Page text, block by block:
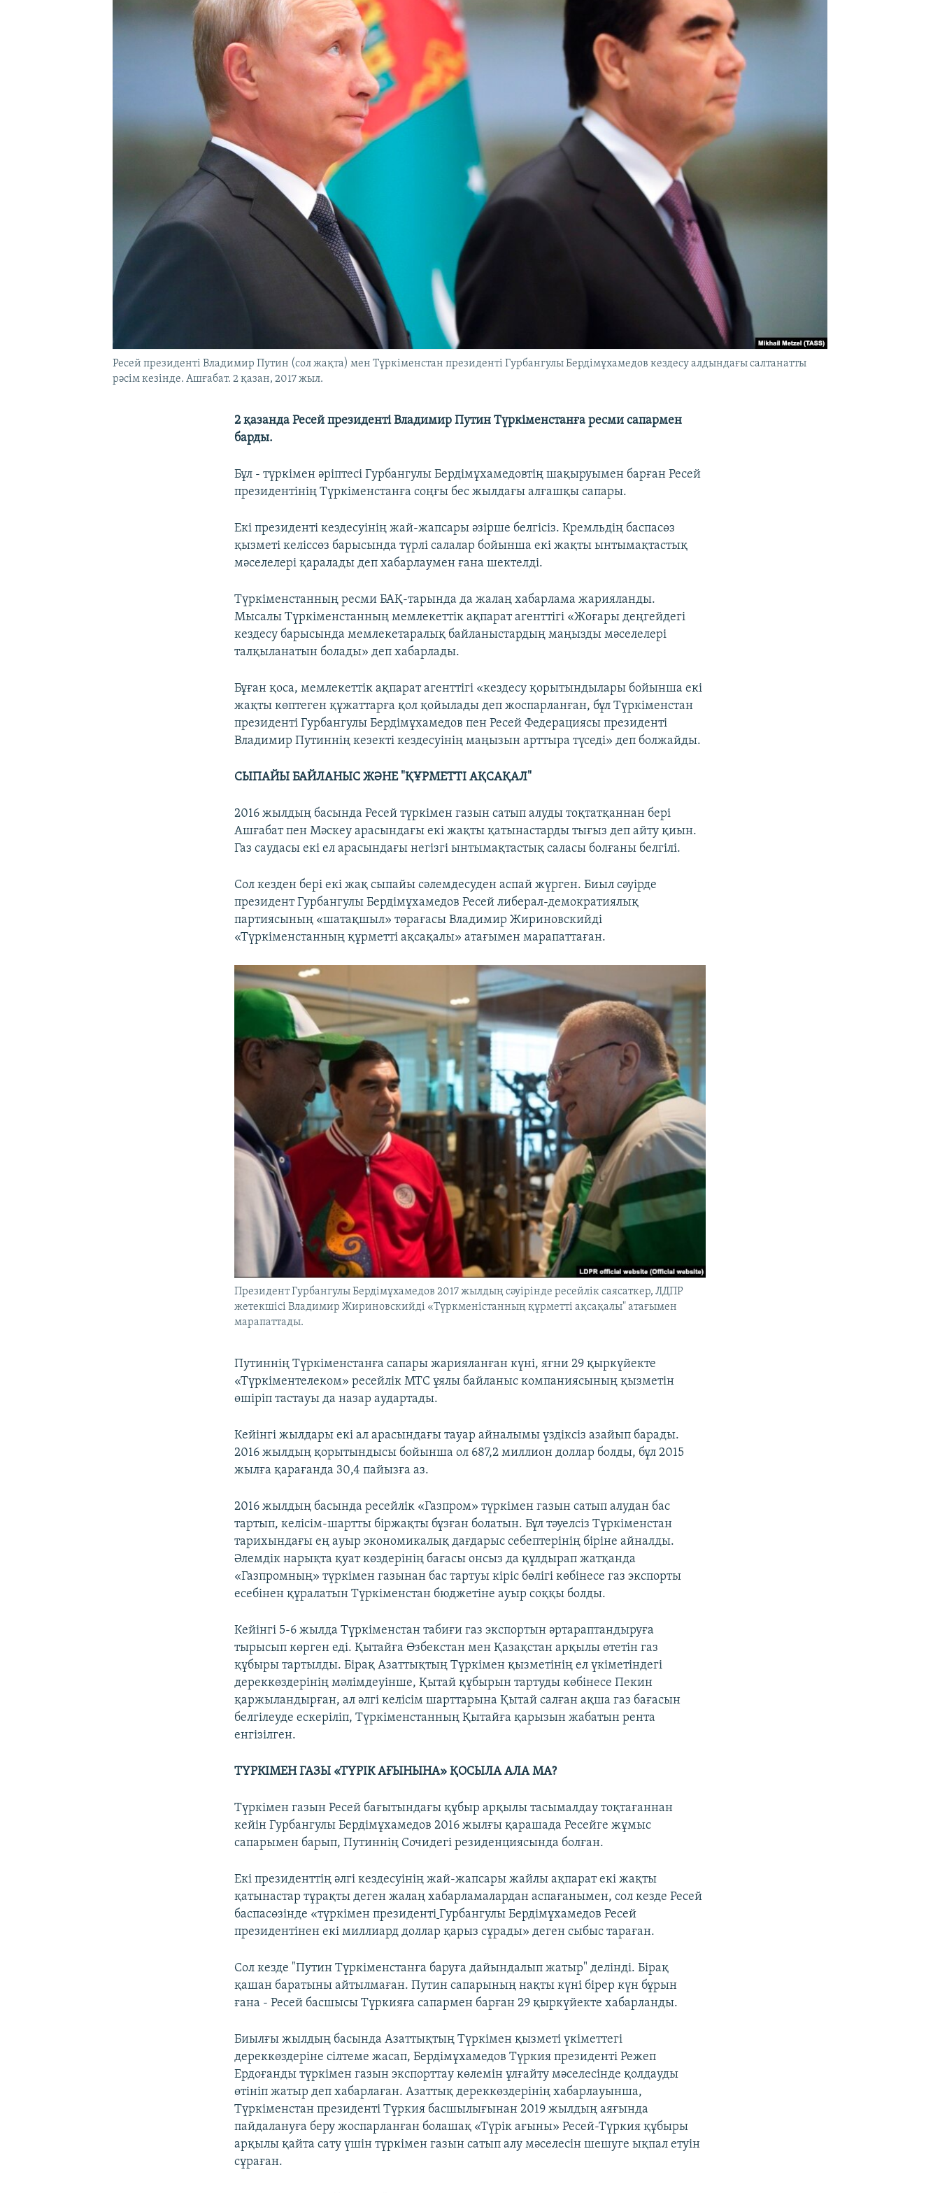
Ресей президенті Владимир Путин (сол жақта) мен Түркіменстан президенті Гурбангулы Бердімұхамедов кездесу алдындағы салтанатты
рәсім кезінде. Ашғабат. 2 қазан, 2017 жыл.
2 қазанда Ресей президенті Владимир Путин Түркіменстанға ресми сапармен
барды.
Бұл - түркімен әріптесі Гурбангулы Бердімұхамедовтің шақыруымен барған Ресей
президентінің Түркіменстанға соңғы бес жылдағы алғашқы сапары.
Екі президенті кездесуінің жай-жапсары әзірше белгісіз. Кремльдің баспасөз
қызметі келіссөз барысында түрлі салалар бойынша екі жақты ынтымақтастық
мәселелері қаралады деп хабарлаумен ғана шектелді.
Түркіменстанның ресми БАҚ-тарында да жалаң хабарлама жарияланды.
Мысалы Түркіменстанның мемлекеттік ақпарат агенттігі «Жоғары деңгейдегі
кездесу барысында мемлекетаралық байланыстардың маңызды мәселелері
талқыланатын болады» деп хабарлады.
Бұған қоса, мемлекеттік ақпарат агенттігі «кездесу қорытындылары бойынша екі
жақты көптеген құжаттарға қол қойылады деп жоспарланған, бұл Түркіменстан
президенті Гурбангулы Бердімұхамедов пен Ресей Федерациясы президенті
Владимир Путиннің кезекті кездесуінің маңызын арттыра түседі» деп болжайды.
СЫПАЙЫ БАЙЛАНЫС ЖӘНЕ "ҚҰРМЕТТІ АҚСАҚАЛ"
2016 жылдың басында Ресей түркімен газын сатып алуды тоқтатқаннан бері
Ашғабат пен Мәскеу арасындағы екі жақты қатынастарды тығыз деп айту қиын.
Газ саудасы екі ел арасындағы негізгі ынтымақтастық саласы болғаны белгілі.
Сол кезден бері екі жақ сыпайы сәлемдесуден аспай жүрген. Биыл сәуірде
президент Гурбангулы Бердімұхамедов Ресей либерал-демократиялық
партиясының «шатақшыл» төрағасы Владимир Жириновскийді
«Түркіменстанның құрметті ақсақалы» атағымен марапаттаған.
Президент Гурбангулы Бердімұхамедов 2017 жылдың сәуірінде ресейлік саясаткер, ЛДПР
жетекшісі Владимир Жириновскийді «Түркменістанның құрметті ақсақалы" атағымен
марапаттады.
Путиннің Түркіменстанға сапары жарияланған күні, яғни 29 қыркүйекте
«Түркіментелеком» ресейлік МТС ұялы байланыс компаниясының қызметін
өшіріп тастауы да назар аудартады.
Кейінгі жылдары екі ал арасындағы тауар айналымы үздіксіз азайып барады.
2016 жылдың қорытындысы бойынша ол 687,2 миллион доллар болды, бұл 2015
жылға қарағанда 30,4 пайызға аз.
2016 жылдың басында ресейлік «Газпром» түркімен газын сатып алудан бас
тартып, келісім-шартты біржақты бұзған болатын. Бұл тәуелсіз Түркіменстан
тарихындағы ең ауыр экономикалық дағдарыс себептерінің біріне айналды.
Әлемдік нарықта қуат көздерінің бағасы онсыз да құлдырап жатқанда
«Газпромның» түркімен газынан бас тартуы кіріс бөлігі көбінесе газ экспорты
есебінен құралатын Түркіменстан бюджетіне ауыр соққы болды.
Кейінгі 5-6 жылда Түркіменстан табиғи газ экспортын әртараптандыруға
тырысып көрген еді. Қытайға Өзбекстан мен Қазақстан арқылы өтетін газ
құбыры тартылды. Бірақ Азаттықтың Түркімен қызметінің ел үкіметіндегі
дереккөздерінің мәлімдеуінше, Қытай құбырын тартуды көбінесе Пекин
қаржыландырған, ал әлгі келісім шарттарына Қытай салған ақша газ бағасын
белгілеуде ескеріліп, Түркіменстанның Қытайға қарызын жабатын рента
енгізілген.
ТҮРКІМЕН ГАЗЫ «ТҮРІК АҒЫНЫНА» ҚОСЫЛА АЛА МА?
Түркімен газын Ресей бағытындағы құбыр арқылы тасымалдау тоқтағаннан
кейін Гурбангулы Бердімұхамедов 2016 жылғы қарашада Ресейге жұмыс
сапарымен барып, Путиннің Сочидегі резиденциясында болған.
Екі президенттің әлгі кездесуінің жай-жапсары жайлы ақпарат екі жақты
қатынастар тұрақты деген жалаң хабарламалардан аспағанымен, сол кезде Ресей
баспасөзінде «түркімен президенті Гурбангулы Бердімұхамедов Ресей
президентінен екі миллиард доллар қарыз сұрады» деген сыбыс тараған.
Сол кезде "Путин Түркіменстанға баруға дайындалып жатыр" делінді. Бірақ
қашан баратыны айтылмаған. Путин сапарының нақты күні бірер күн бұрын
ғана - Ресей басшысы Түркияға сапармен барған 29 қыркүйекте хабарланды.
Биылғы жылдың басында Азаттықтың Түркімен қызметі үкіметтегі
дереккөздеріне сілтеме жасап, Бердімұхамедов Түркия президенті Режеп
Ердоғанды түркімен газын экспорттау көлемін ұлғайту мәселесінде қолдауды
өтініп жатыр деп хабарлаған. Азаттық дереккөздерінің хабарлауынша,
Түркіменстан президенті Түркия басшылығынан 2019 жылдың аяғында
пайдалануға беру жоспарланған болашақ «Түрік ағыны» Ресей-Түркия құбыры
арқылы қайта сату үшін түркімен газын сатып алу мәселесін шешуге ықпал етуін
сұраған.